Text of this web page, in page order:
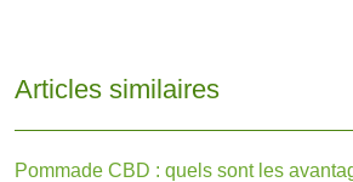
Articles similaires
Pommade CBD : quels sont les